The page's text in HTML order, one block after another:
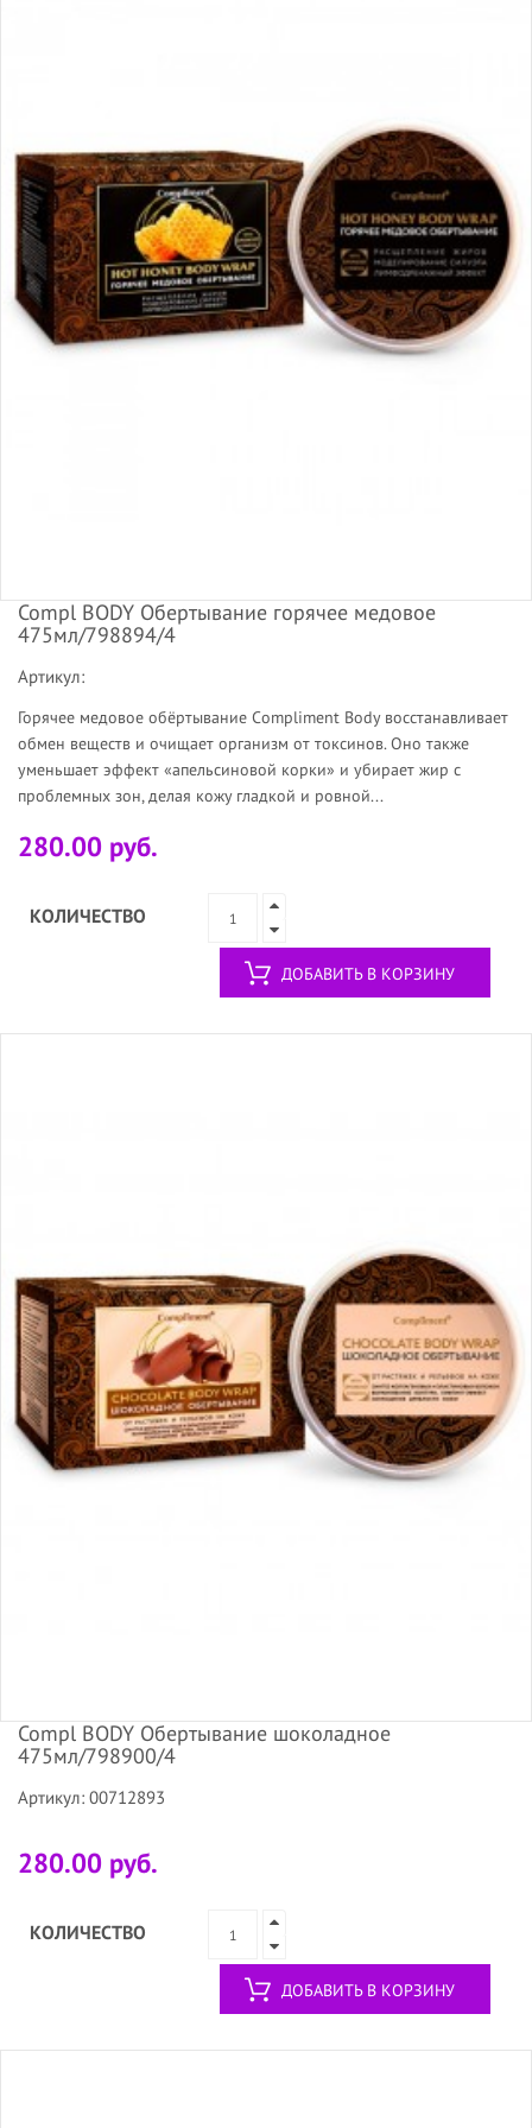
Compl BODY Обертывание горячее медовое
475мл/798894/4
Артикул:
Горячее медовое обёртывание Compliment Body восстанавливает
обмен веществ и очищает организм от токсинов. Оно также
уменьшает эффект «апельсиновой корки» и убирает жир с
проблемных зон, делая кожу гладкой и ровной...
280.00 руб.
КОЛИЧЕСТВО
ДОБАВИТЬ В КОРЗИНУ
Compl BODY Обертывание шоколадное
475мл/798900/4
Артикул: 00712893
280.00 руб.
КОЛИЧЕСТВО
ДОБАВИТЬ В КОРЗИНУ